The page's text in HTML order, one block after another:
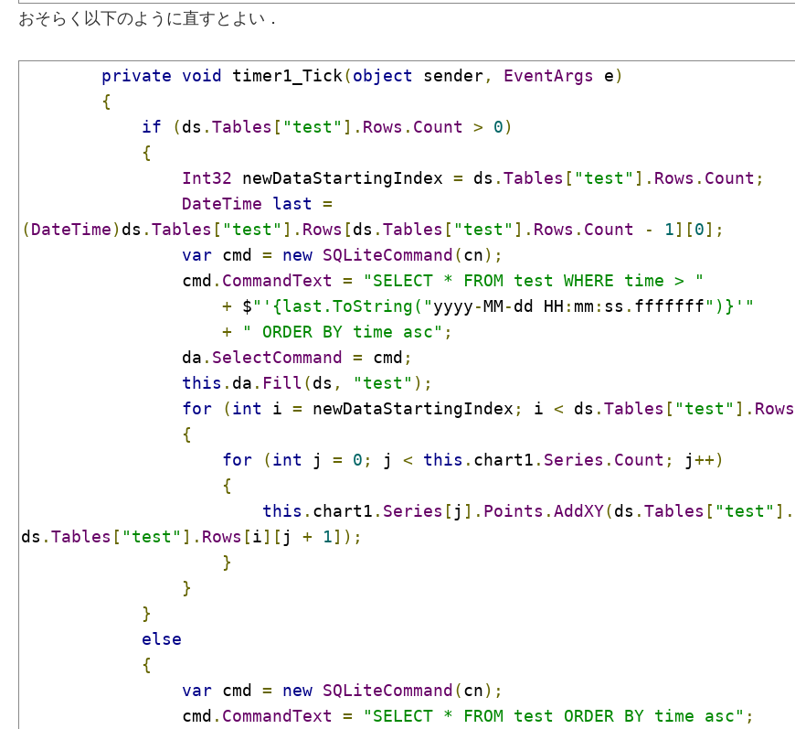
おそらく以下のように直すとよい．
private void timer1_Tick(object sender, EventArgs e)
{
if
(ds .Tables [ "test" ]. Rows . Count > 0)
{
Int32 newDataStartingIndex = ds .Tables [ "test" ]. Rows . Count ;
DateTime
last
=
(DateTime) ds .Tables [ "test" ]. Rows [ds .Tables [ "test" ]. Rows . Count - 1][0];
var cmd = new SQLiteCommand (cn);
cmd . CommandText =
"SELECT * FROM test WHERE time > "
+ $"'{last.ToString("yyyy-MM-dd HH : mm : ss . fffffff")}'"
+
" ORDER BY time asc" ;
da . SelectCommand = cmd ;
this . da . Fill(ds , "test" );
for
(int i = newDataStartingIndex ; i < ds .Tables [ "test" ]. Rows
{
for
(int j = 0 ; j < this . chart1 . Series . Count ; j++)
{
this . chart1 . Series [ j ]. Points .AddXY(ds .Tables [ "test" ].
ds .Tables [ "test" ]. Rows [i][ j + 1]);
}
}
}
else
{
var cmd = new SQLiteCommand (cn);
cmd . CommandText = "SELECT * FROM test ORDER BY time asc" ;